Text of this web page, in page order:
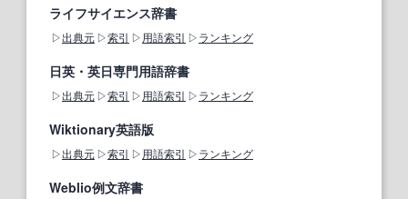
ライフサイエンス辞書
出典元 索引 用語索引 ランキング
日英・英日専門用語辞書
出典元 索引 用語索引 ランキング
Wiktionary英語版
出典元 索引 用語索引 ランキング
Weblio例文辞書